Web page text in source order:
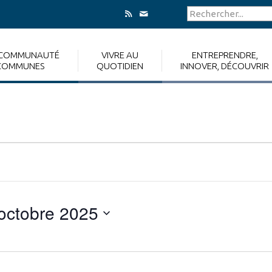
VIVRE AU
QUOTIDIEN
ENTREPRENDRE,
INNOVER, DÉCOUVRIR
2025